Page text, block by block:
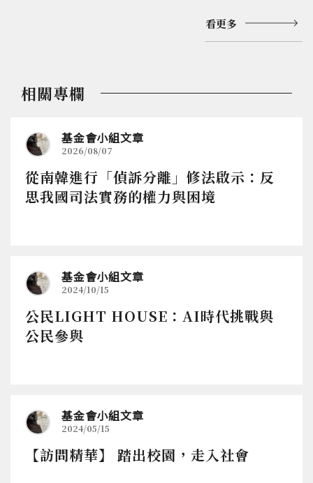
看更多
相關專欄
基金會小組文章
2026/08/07
從南韓進行「偵訴分離」修法啟示：反
思我國司法實務的權力與困境
基金會小組文章
2024/10/15
公民LIGHT HOUSE：AI時代挑戰與
公民參與
基金會小組文章
2024/05/15
【訪問精華】 踏出校園，走入社會